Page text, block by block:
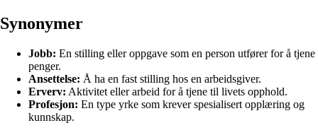
Synonymer
Jobb: En stilling eller oppgave som en person utfører for å tjene
penger.
Ansettelse: Å ha en fast stilling hos en arbeidsgiver.
Erverv: Aktivitet eller arbeid for å tjene til livets opphold.
Profesjon: En type yrke som krever spesialisert opplæring og
kunnskap.